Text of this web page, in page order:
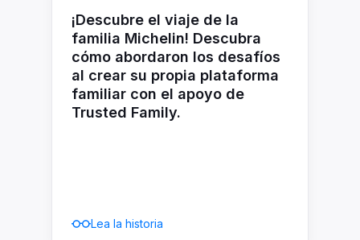
¡Descubre el viaje de la
familia Michelin! Descubra
cómo abordaron los desafíos
al crear su propia plataforma
familiar con el apoyo de
Trusted Family.
Lea la historia